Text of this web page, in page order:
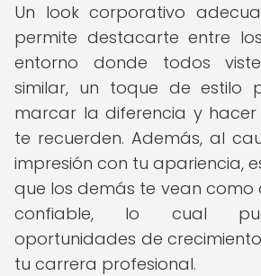
Un look corporativo
permite destacarte entre
entorno donde todos
similar, un toque de estilo
marcar la diferencia y
te recuerden. Además, al
impresión con tu apariencia,
que los demás te vean como
confiable, lo cual
oportunidades de
tu carrera profesional.